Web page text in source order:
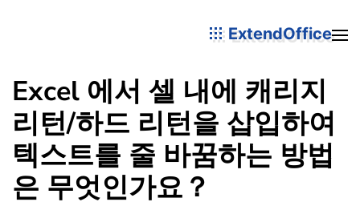
ExtendOffice
Excel 에서 셀 내에 캐리지
리턴/하드 리턴을 삽입하여
텍스트를 줄 바꿈하는 방법
은 무엇인가요？